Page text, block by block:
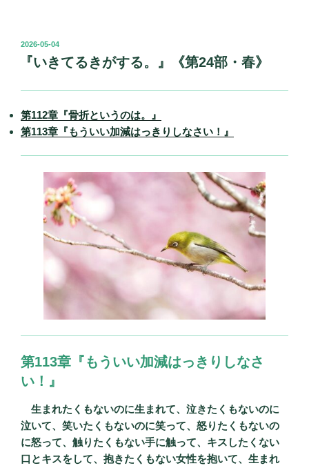
投
2026-05-04
『いきてるきがする。』《第24部・春》
第112章『骨折というのは。』
第113章『もういい加減はっきりしなさい！』
第113章『もういい加減はっきりしなさ
い！』
生まれたくもないのに生まれて、泣きたくもないのに
泣いて、笑いたくもないのに笑って、怒りたくもないの
に怒って、触りたくもない手に触って、キスしたくない
口とキスをして、抱きたくもない女性を抱いて、生まれ